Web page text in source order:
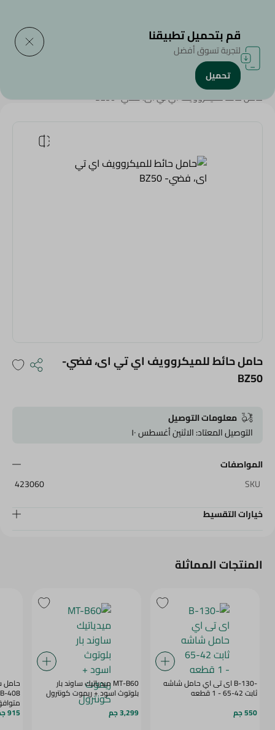
الرئيسية/الأجهزة المنزلية
حامل حائط للميكروويف اي تي اى، فضي- BZ50
حامل حائط للميكروويف اي تي اى، فضي-
BZ50
معلومات التوصيل
التوصيل المعتاد: الاثنين أغسطس ١٠
المواصفات
SKU
423060
خيارات التقسيط
المنتجات المماثلة
-B-130 اى تى اي حامل شاشه
ثابت 42-65 - 1 قطعه
550 جم
MT-B60 ميدياتيك ساوند بار
بلوتوث اسود + ريموت كونترول
3,299 جم
حامل
متوافق
915 جم
قم بتحميل تطبيقنا
لتجربة تسوق أفضل
تحميل